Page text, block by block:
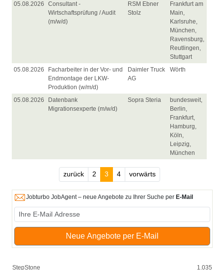
05.08.2026
Consultant -
Wirtschaftsprüfung / Audit
(m/w/d)
RSM Ebner
Stolz
Frankfurt am
Main,
Karlsruhe,
München,
Ravensburg,
Reutlingen,
Stuttgart
05.08.2026
Facharbeiter in der Vor- und
Endmontage der LKW-
Produktion (w/m/d)
Daimler Truck
AG
Wörth
05.08.2026
Datenbank
Migrationsexperte (m/w/d)
Sopra Steria
bundesweit,
Berlin,
Frankfurt,
Hamburg,
Köln,
Leipzig,
München
zurück 2 3 4 vorwärts
Jobturbo JobAgent – neue Angebote zu Ihrer Suche per E-Mail
Neue Angebote per E-Mail
StepStone 1.035